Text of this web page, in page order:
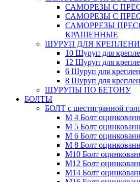
САМОРЕЗЫ С
САМОРЕЗЫ С
САМОРРЕЗЫ
КРАШЕННЫЕ
ШУРУП ДЛЯ
10 Шуруп для
12 Шуруп для
6 Шуруп для
8 Шуруп для
ШУРУПЫ ПО БЕТОНУ
БОЛТЫ
БОЛТ с шестигранной
М 4 Болт
М 5 Болт
М 6 Болт
М 8 Болт
М10 Болт
М12 Болт
М14 Болт